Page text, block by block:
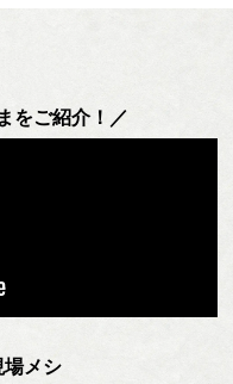
をご紹介！／
場メシ